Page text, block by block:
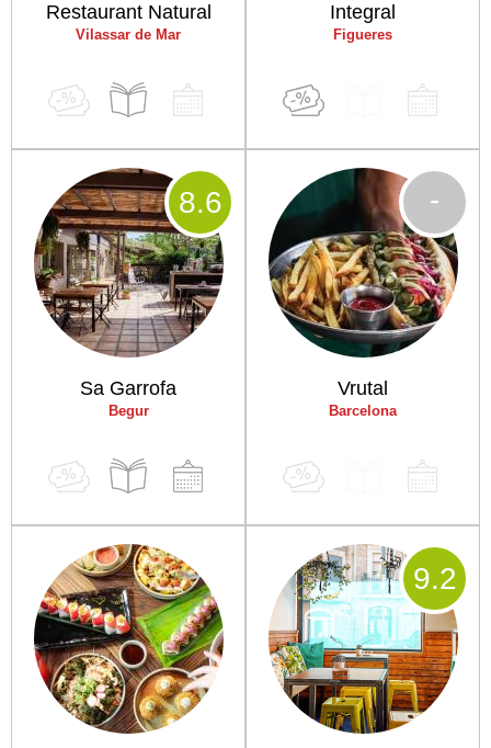
Restaurant Natural
Vilassar de Mar
Integral
Figueres
Sa Garrofa
Begur
8.6
Vrutal
Barcelona
-
9.2